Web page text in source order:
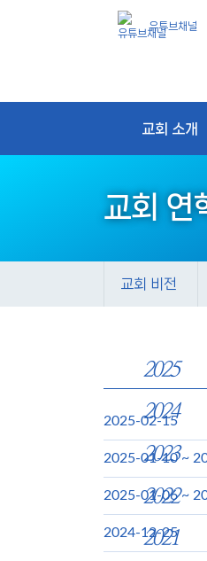
유튜브채널
교회 소개
교회 연
교회 비전
2025
2024
2023
2022
2021
2025-02-15
2025-01-10 ~
2025-01-06 ~
2024-12-25